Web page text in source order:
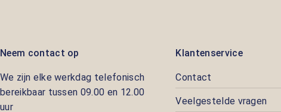
Neem contact op
We zijn elke werkdag telefonisch
bereikbaar tussen 09.00 en 12.00
uur
Klantenservice
Contact
Veelgestelde vragen